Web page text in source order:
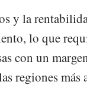
y la
lo que
con un
regiones más